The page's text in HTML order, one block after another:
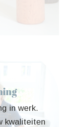
in werk.
kwaliteiten